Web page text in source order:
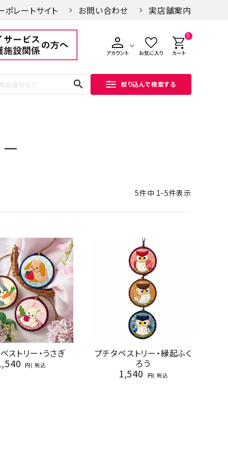
ポレートサイト お問い合わせ 実店舗案内
アカウント お気に入り
0
カート
search 絞り込んで検索する
5件中 1-5件表示
ストリー・うさぎ
税込
プチタペストリー・縁起ふく
ろう
1,540 税込